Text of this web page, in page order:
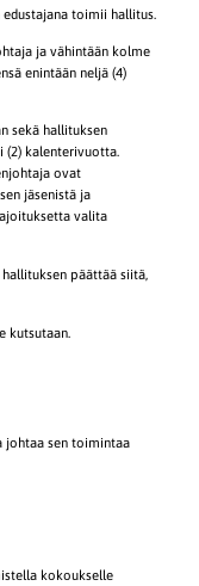
toimii hallitus.
ja vähintään kolme
enintään neljä (4)
sekä hallituksen
(2) kalenterivuotta.
ovat
jäsenistä ja
valita
päättää siitä,
kutsutaan.
johtaa sen toimintaa
kokoukselle